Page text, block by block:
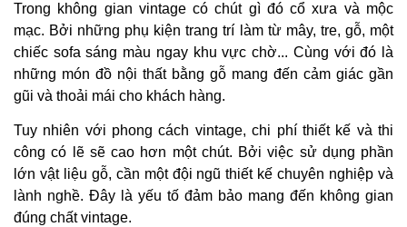
Trong không gian vintage có chút gì đó cổ xưa và mộc
mạc. Bởi những phụ kiện trang trí làm từ mây, tre, gỗ, một
chiếc sofa sáng màu ngay khu vực chờ... Cùng với đó là
những món đồ nội thất bằng gỗ mang đến cảm giác gần
gũi và thoải mái cho khách hàng.
Tuy nhiên với phong cách vintage, chi phí thiết kế và thi
công có lẽ sẽ cao hơn một chút. Bởi việc sử dụng phần
lớn vật liệu gỗ, cần một đội ngũ thiết kế chuyên nghiệp và
lành nghề. Đây là yếu tố đảm bảo mang đến không gian
đúng chất vintage.